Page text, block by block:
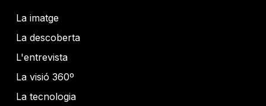
La imatge
La descoberta
L'entrevista
La visió 360º
La tecnologia